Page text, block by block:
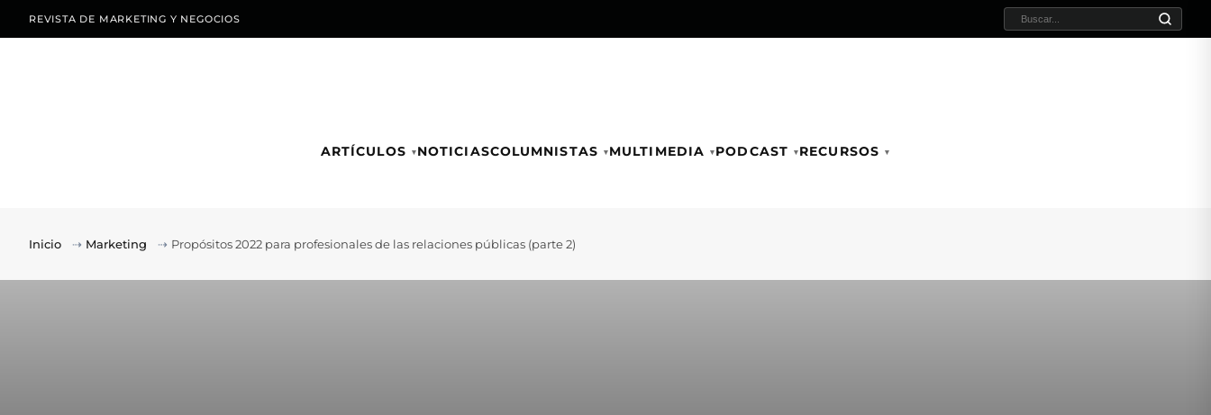
REVISTA DE MARKETING Y NEGOCIOS BUSCAR:
ARTÍCULOS NOTICIASCOLUMNISTAS MULTIMEDIA PODCAST RECURSOS
Inicio ⇢ Marketing ⇢ Propósitos 2022 para profesionales de las relaciones públicas (parte 2)